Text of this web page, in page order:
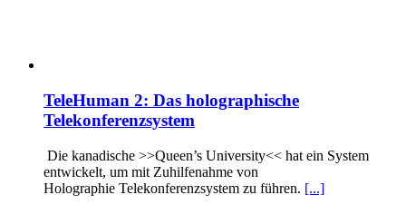
TeleHuman 2: Das holographische
Telekonferenzsystem
Die kanadische >>Queen’s University<< hat ein System
entwickelt, um mit Zuhilfenahme von
Holographie Telekonferenzsystem zu führen. [...]